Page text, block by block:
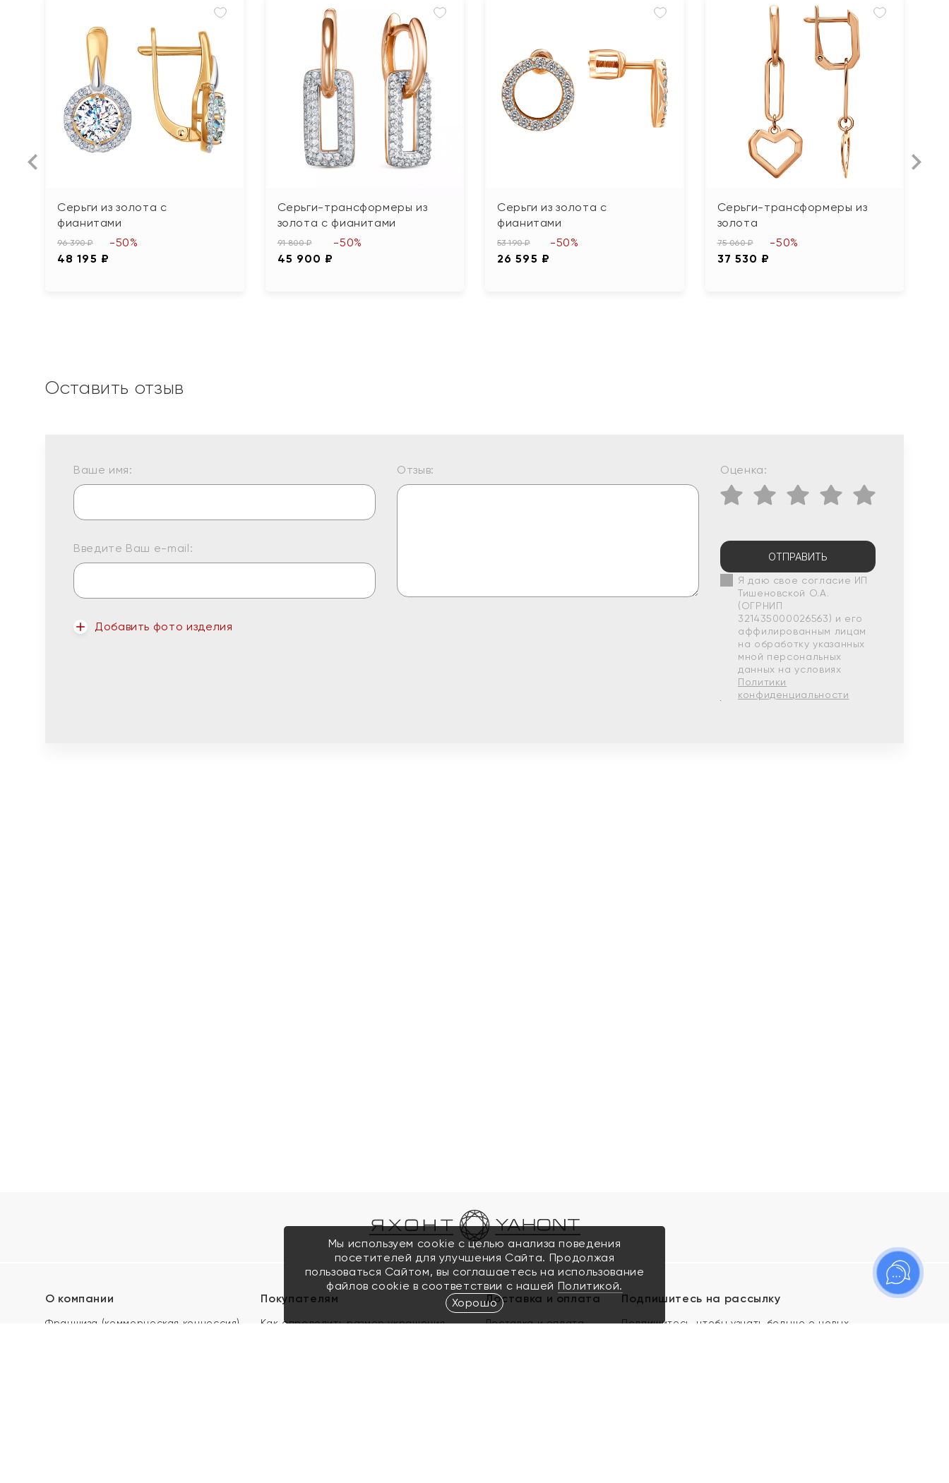
Серьги из золота с
фианитами
96 390 ₽
48 195 ₽
-50%
Серьги-трансформеры из
золота с фианитами
91 800 ₽
45 900 ₽
-50%
Серьги из золота с
фианитами
53 190 ₽
26 595 ₽
-50%
Серьги-трансформеры из
золота
75 060 ₽
37 530 ₽
-50%
Оставить отзыв
Ваше имя:
Введите Ваш e-mail:
Добавить фото изделия
Отзыв: Оценка:
ОТПРАВИТЬ
Я даю свое согласие ИП
Тишеновской О.А.
(ОГРНИП
321435000026563) и его
аффилированным лицам
на обработку указанных
мной персональных
данных на условиях
Политики
конфиденциальности
О компании
Франшиза (коммерческая концессия)
Покупателям
Как определить размер украшения
Доставка и оплата
Доставка и оплата
Подпишитесь на рассылку
Подпишитесь, чтобы узнать больше о новых
Мы используем cookie с целью анализа поведения
посетителей для улучшения Сайта. Продолжая
пользоваться Сайтом, вы соглашаетесь на использование
файлов cookie в соответствии с нашей Политикой.
Хорошо